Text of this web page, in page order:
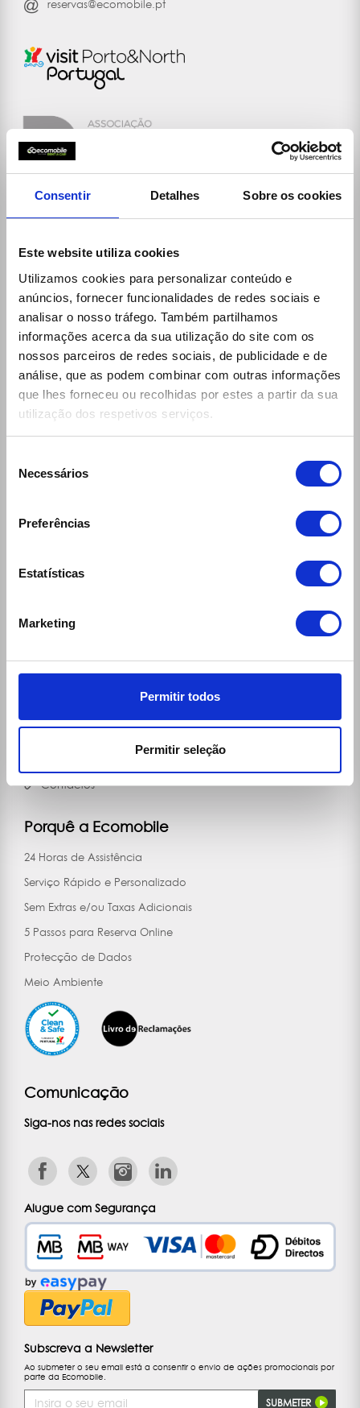
Consentir Detalhes Sobre os cookies
Este website utiliza cookies
Utilizamos cookies para personalizar conteúdo e
anúncios, fornecer funcionalidades de redes sociais e
analisar o nosso tráfego. Também partilhamos
informações acerca da sua utilização do site com os
nossos parceiros de redes sociais, de publicidade e de
análise, que as podem combinar com outras informações
que lhes forneceu ou recolhidas por estes a partir da sua
utilização dos respetivos serviços.
Necessários
Preferências
Estatísticas
Marketing
Permitir todos
Permitir seleção
reservas@ecomobile.pt
30 Rent
A Ecomobile
Balcões (localizações e horários)
Condições Gerais de Aluguer
Perguntas e Respostas
Seguros e Coberturas
Produtos e Serviços
Ecomobile Sport
Oferta de Emprego
Contactos
Porquê a Ecomobile
24 Horas de Assistência
Serviço Rápido e Personalizado
Sem Extras e/ou Taxas Adicionais
5 Passos para Reserva Online
Protecção de Dados
Meio Ambiente
Comunicação
Siga-nos nas redes sociais
Alugue com Segurança
Subscreva a Newsletter
Ao submeter o seu email está a consentir o envio de ações promocionais por
parte da Ecomobile.
SUBMETER